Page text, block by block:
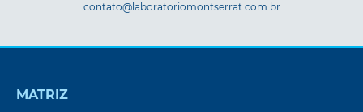
contato@laboratoriomontserrat.com.br
MATRIZ